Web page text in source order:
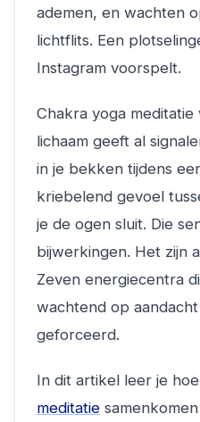
ademen, en wachten
lichtflits. Een
Instagram voorspelt.
Chakra yoga
lichaam geeft al
in je bekken tijdens
kriebelend gevoel
je de ogen sluit. Die
bijwerkingen. Het zijn
Zeven energiecentra
wachtend op
geforceerd.
In dit artikel leer je
meditatie